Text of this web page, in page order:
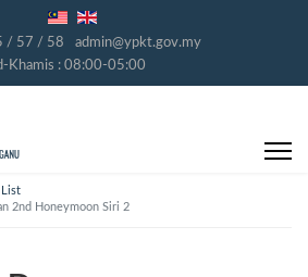
/ 57 / 58
admin@ypkt.gov.my
Khamis : 08:00-05:00
List
2nd Honeymoon Siri 2